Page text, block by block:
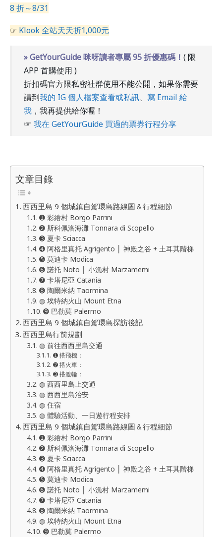
8 折～8/31
☞ Klook 全站天天折1,000元
» GetYourGuide 咪呀讀者專屬 95 折優惠碼！ ( 限
APP 首購使用 )
折扣碼官方限私密社群使用不能公開，如果你需要
請到我的 IG 個人檔案查看或私訊、 寫 Email 給
我 ，我再提供給你喔！
☞ 我在 GetYourGuide 買過的票券行程分享
文章目錄
西西里島 9 個城鎮自駕環島路線圖＆行程細節
➊ 彩繪村 Borgo Parrini
➋ 斯科佩洛海灘 Tonnara di Scopello
➌ 夏卡 Sciacca
➍ 阿格里真托 Agrigento │ 神殿之谷 + 土耳其階梯
➎ 莫迪卡 Modica
➏ 諾托 Noto │ 小漁村 Marzamemi
➐ 卡塔尼亞 Catania
➑ 陶爾米納 Taormina
◍ 埃特納火山 Mount Etna
➒ 巴勒莫 Palermo
西西里島 9 個城鎮自駕環島探訪後記
西西里島行前規劃
◍ 前往西西里島交通
➊ 搭飛機：
➋ 搭火車：
➌ 搭渡輪：
◍ 西西里島上交通
◍ 西西里島治安
◍ 住宿
◍ 體驗活動、一日遊行程安排
西西里島 9 個城鎮自駕環島路線圖＆行程細節
➊ 彩繪村 Borgo Parrini
➋ 斯科佩洛海灘 Tonnara di Scopello
➌ 夏卡 Sciacca
➍ 阿格里真托 Agrigento │ 神殿之谷 + 土耳其階梯
➎ 莫迪卡 Modica
➏ 諾托 Noto │ 小漁村 Marzamemi
➐ 卡塔尼亞 Catania
➑ 陶爾米納 Taormina
◍ 埃特納火山 Mount Etna
➒ 巴勒莫 Palermo